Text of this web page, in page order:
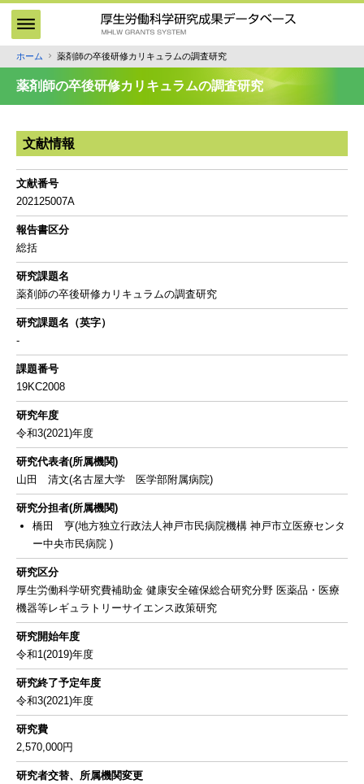
ン
パ
ン
ホーム 薬剤師の卒後研修カリキュラムの調査研究
薬剤師の卒後研修カリキュラムの調査研究
文献情報
文献番号
202125007A
報告書区分
総括
研究課題名
薬剤師の卒後研修カリキュラムの調査研究
研究課題名（英字）
-
課題番号
19KC2008
研究年度
令和3(2021)年度
研究代表者(所属機関)
山田 清文(名古屋大学 医学部附属病院)
研究分担者(所属機関)
橋田 亨(地方独立行政法人神戸市民病院機構 神戸市立医療センタ
ー中央市民病院 )
研究区分
厚生労働科学研究費補助金 健康安全確保総合研究分野 医薬品・医療
機器等レギュラトリーサイエンス政策研究
研究開始年度
令和1(2019)年度
研究終了予定年度
令和3(2021)年度
研究費
2,570,000円
研究者交替、所属機関変更